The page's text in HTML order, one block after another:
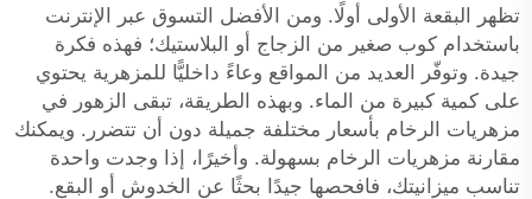
تظهر البقعة الأولى أولًا. ومن الأفضل التسوق عبر الإنترنت
باستخدام كوب صغير من الزجاج أو البلاستيك؛ فهذه فكرة
جيدة. وتوفّر العديد من المواقع وعاءً داخليًّا للمزهرية يحتوي
على كمية كبيرة من الماء. وبهذه الطريقة، تبقى الزهور في
مزهريات الرخام بأسعار مختلفة جميلة دون أن تتضرر. ويمكنك
مقارنة مزهريات الرخام بسهولة. وأخيرًا، إذا وجدت واحدة
تناسب ميزانيتك، فافحصها جيدًا بحثًا عن الخدوش أو البقع.